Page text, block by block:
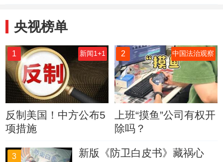
央视榜单
1 新闻1+1
反制美国！中方公布5
项措施
2 中国法治观察
上班“摸鱼”公司有权开
除吗？
3 新版《防卫白皮书》藏祸心